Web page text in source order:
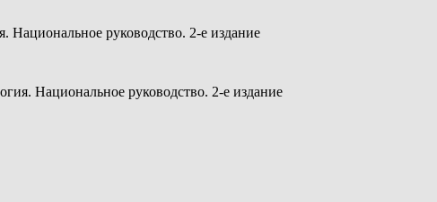
Национальное руководство. 2-е издание
Национальное руководство. 2-е издание